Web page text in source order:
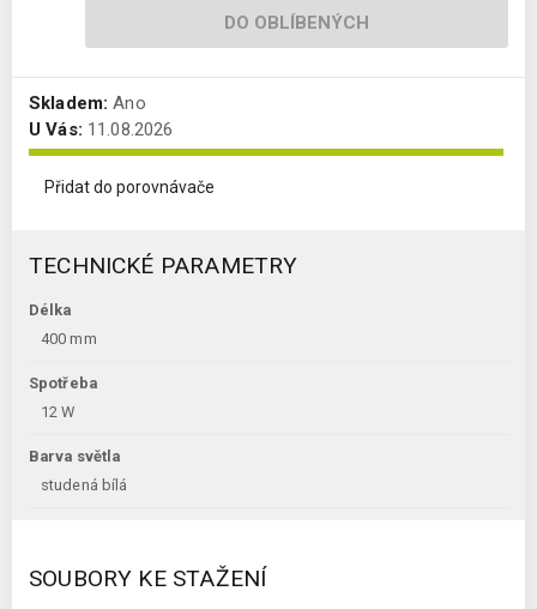
DO OBLÍBENÝCH
Skladem: Ano
U Vás: 11.08.2026
Přidat do porovnávače
TECHNICKÉ PARAMETRY
Délka
400 mm
Spotřeba
12 W
Barva světla
studená bílá
SOUBORY KE STAŽENÍ